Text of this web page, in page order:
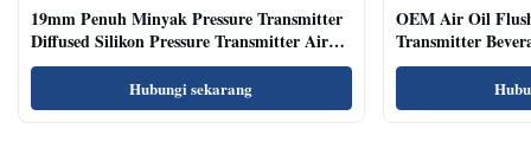
19mm Penuh Minyak Pressure Transmitter
Diffused Silikon Pressure Transmitter Air
Oil Test
Hubungi sekarang
OEM Air Oil
Transmitter
Sensor